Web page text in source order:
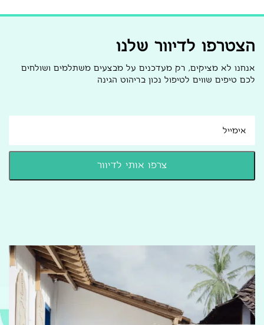
הצטרפו לדיוור שלנו
אנחנו לא מציקים, רק מעדכנים על מבצעים משתלמים ושולחים
לכם טיפים שווים לטיפול נכון בריהוט הגינה